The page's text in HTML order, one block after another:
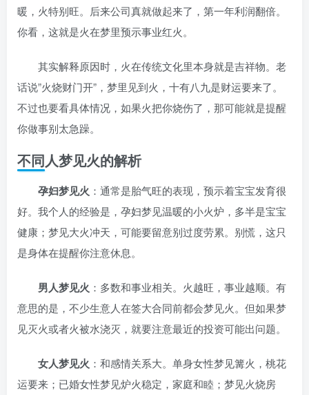
暖，火特别旺。后来公司真就做起来了，第一年利润翻倍。
你看，这就是火在梦里预示事业红火。
其实解释原因时，火在传统文化里本身就是吉祥物。老
话说”火烧财门开”，梦里见到火，十有八九是财运要来了。
不过也要看具体情况，如果火把你烧伤了，那可能就是提醒
你做事别太急躁。
不同人梦见火的解析
孕妇梦见火 ：通常是胎气旺的表现，预示着宝宝发育很
好。我个人的经验是，孕妇梦见温暖的小火炉，多半是宝宝
健康；梦见大火冲天，可能要留意别过度劳累。别慌，这只
是身体在提醒你注意休息。
男人梦见火 ：多数和事业相关。火越旺，事业越顺。有
意思的是，不少生意人在签大合同前都会梦见火。但如果梦
见灭火或者火被水浇灭，就要注意最近的投资可能出问题。
女人梦见火 ：和感情关系大。单身女性梦见篝火，桃花
运要来；已婚女性梦见炉火稳定，家庭和睦；梦见火烧房